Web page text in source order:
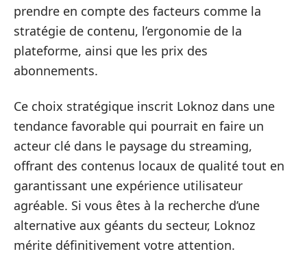
prendre en compte des facteurs comme la
stratégie de contenu, l’ergonomie de la
plateforme, ainsi que les prix des
abonnements.
Ce choix stratégique inscrit Loknoz dans une
tendance favorable qui pourrait en faire un
acteur clé dans le paysage du streaming,
offrant des contenus locaux de qualité tout en
garantissant une expérience utilisateur
agréable. Si vous êtes à la recherche d’une
alternative aux géants du secteur, Loknoz
mérite définitivement votre attention.